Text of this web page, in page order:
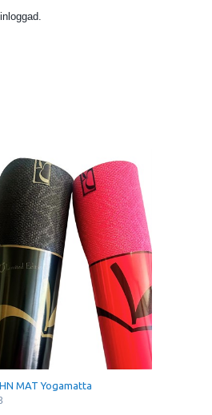
MAT Yogamatta